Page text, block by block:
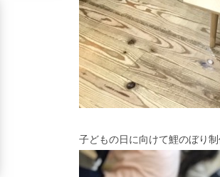
子どもの日に向けて鯉のぼり